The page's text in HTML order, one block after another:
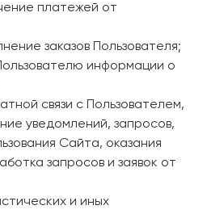
платежей от
заказов Пользователя;
информации о
связи с Пользователем,
уведомлений, запросов,
Сайта, оказания
запросов и заявок от
и иных